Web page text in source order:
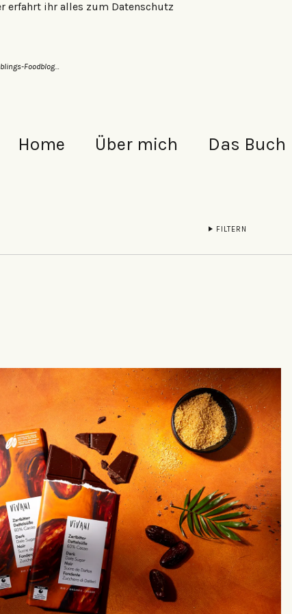
erfahrt ihr alles zum Datenschutz
Foodblog…
Home Über mich Das Buch
FILTERN